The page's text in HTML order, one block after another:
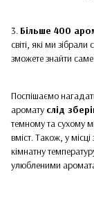
3. Більше 400
світі, які ми
зможете знайти
Поспішаємо
аромату слід
темному та сухому
вміст. Також, у
кімнатну
улюбленими